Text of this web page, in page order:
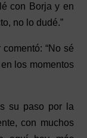
con Borja y en
no lo dudé.”
“No sé
los momentos
su paso por la
con muchos